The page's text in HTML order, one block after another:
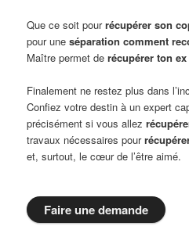
Que ce soit pourrécupérer son
pour uneséparation comment
Maître permet derécupérer ton ex
Finalement ne restez plus dans
Confiez votre destin à un expert
précisément si vous allez
travaux nécessaires pour
et, surtout, le cœur de l’être aimé.
Faire une demande